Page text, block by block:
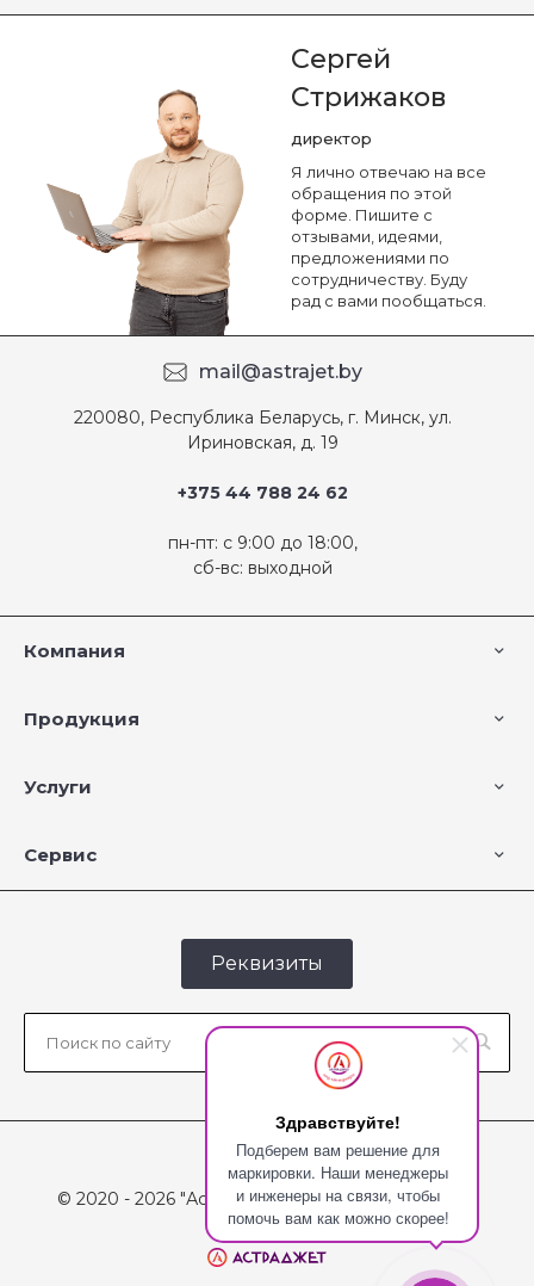
Здравствуйте!
Подберем вам решение для
маркировки. Наши менеджеры
и инженеры на связи, чтобы
помочь вам как можно скорее!
Сергей
Стрижаков
директор
Я лично отвечаю на все
обращения по этой
форме. Пишите с
отзывами, идеями,
предложениями по
сотрудничеству. Буду
рад с вами пообщаться.
mail@astrajet.by
220080, Республика Беларусь, г. Минск, ул.
Ириновская, д. 19
+375 44 788 24 62
пн-пт: с 9:00 до 18:00,
сб-вс: выходной
Компания
Продукция
Услуги
Сервис
Реквизиты
© 2020 - 2026 "Астраджет", Все права защищены